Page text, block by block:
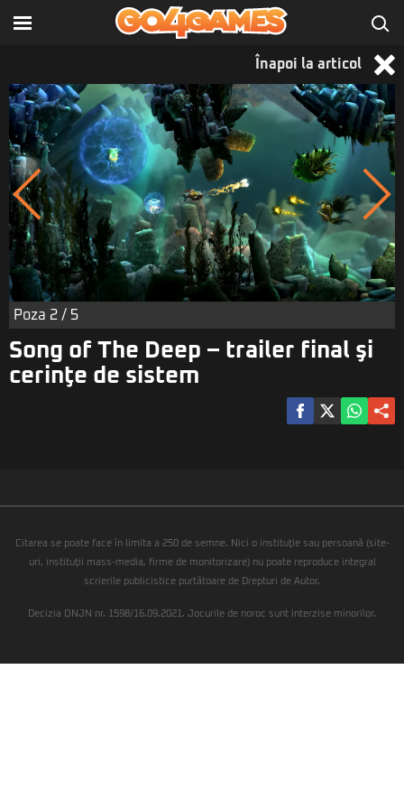
Înapoi la articol
Poza 2 / 5
Song of The Deep – trailer final şi
cerinţe de sistem
Citarea se poate face în limita a 250 de semne. Nici o instituţie sau persoană (site-
uri, instituţii mass-media, firme de monitorizare) nu poate reproduce integral
scrierile publicistice purtătoare de Drepturi de Autor.
Decizia ONJN nr. 1598/16.09.2021. Jocurile de noroc sunt interzise minorilor.